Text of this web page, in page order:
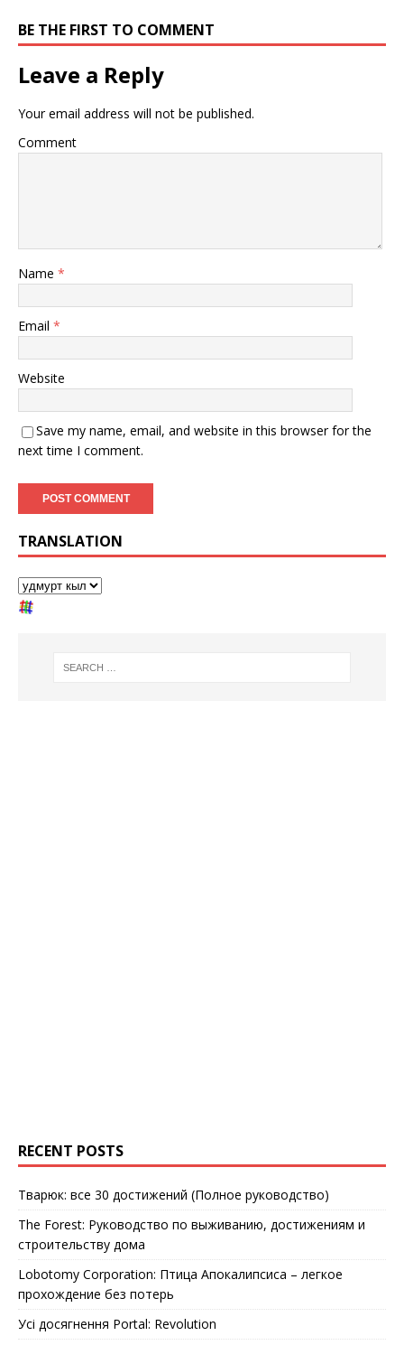
BE THE FIRST TO COMMENT
Leave a Reply
Your email address will not be published.
Comment
Name *
Email *
Website
Save my name, email, and website in this browser for the
next time I comment.
TRANSLATION
RECENT POSTS
Тварюк: все 30 достижений (Полное руководство)
The Forest: Руководство по выживанию, достижениям и
строительству дома
Lobotomy Corporation: Птица Апокалипсиса – легкое
прохождение без потерь
Усі досягнення Portal: Revolution